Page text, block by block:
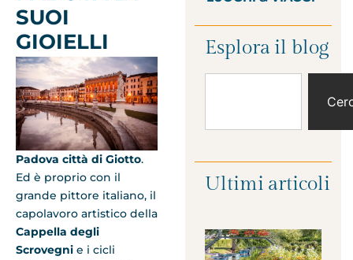
SUOI
GIOIELLI
Padova città di Giotto.
Ed è proprio con il
grande pittore italiano, il
capolavoro artistico della
Cappella degli
Scrovegni e i cicli
Esplora il blog
Ultimi articoli